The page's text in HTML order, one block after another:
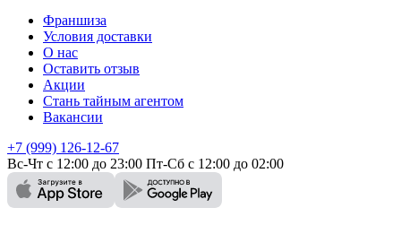
Франшиза
Условия доставки
О нас
Оставить отзыв
Акции
Стань тайным агентом
Вакансии
+7 (999) 126-12-67
Вс-Чт с 12:00 до 23:00 Пт-Сб с 12:00 до 02:00